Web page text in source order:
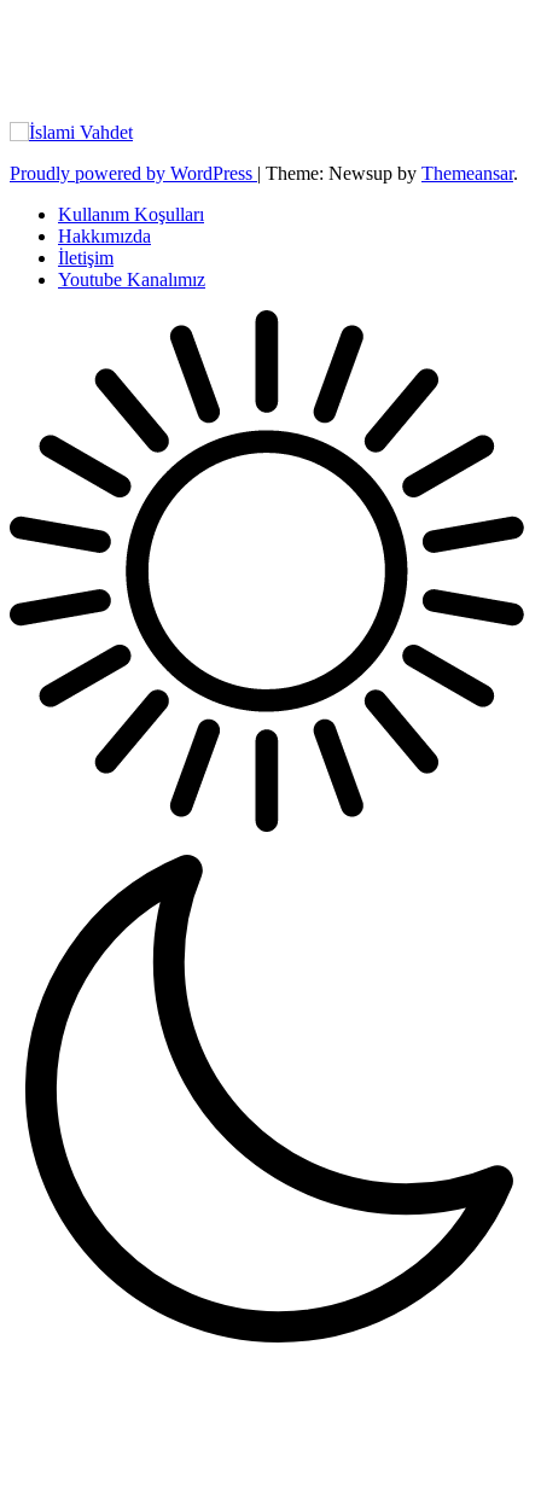
Proudly powered by WordPress Theme: Newsup by Themeansar.
Kullanım Koşulları
Hakkımızda
İletişim
Youtube Kanalımız